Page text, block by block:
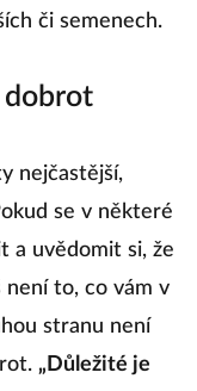
či semenech.
dobrot
nejčastější,
se v některé
a uvědomit si, že
není to, co vám v
stranu není
„Důležité je